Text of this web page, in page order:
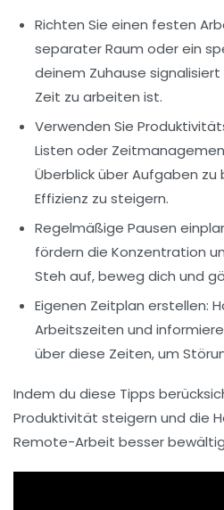
Richten Sie einen festen
separater Raum oder ein
deinem Zuhause
Zeit zu arbeiten ist.
Verwenden Sie
Listen oder
Überblick über Aufgaben
Effizienz zu steigern.
Regelmäßige Pausen
fördern die Konzentration
Steh auf, beweg dich und
Eigenen Zeitplan erstellen:
Arbeitszeiten und
über diese Zeiten, um
Indem du diese Tipps
Produktivität steigern und die
Remote-Arbeit besser